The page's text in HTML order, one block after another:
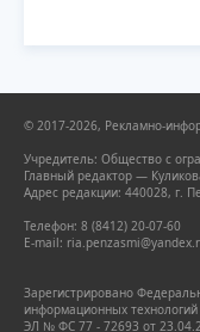
© 2017-2026, Рекламно-
Учредитель: Общество с
Главный редактор —
Адрес редакции: 440028, г.
Телефон: 8 (8412) 20-07-60
E-mail:
Зарегистрировано
информационных
ЭЛ № ФС 77 - 72693 от